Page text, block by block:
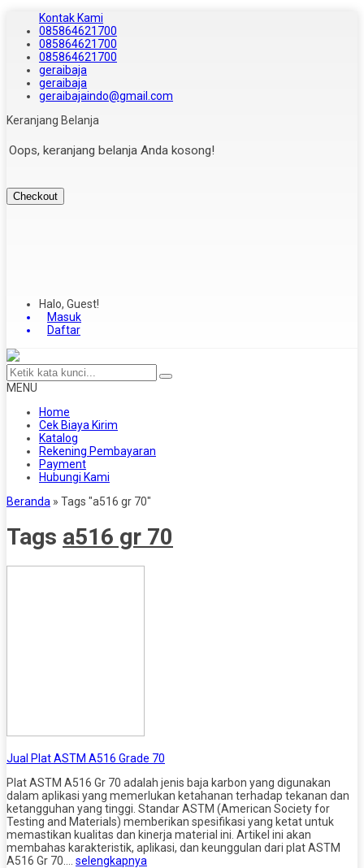
Kontak Kami
085864621700
085864621700
085864621700
geraibaja
geraibaja
geraibajaindo@gmail.com
Keranjang Belanja
Oops, keranjang belanja Anda kosong!
Checkout
Halo, Guest!
Masuk
Daftar
MENU
Home
Cek Biaya Kirim
Katalog
Rekening Pembayaran
Payment
Hubungi Kami
Beranda » Tags "a516 gr 70"
Tags a516 gr 70
Jual Plat ASTM A516 Grade 70
Plat ASTM A516 Gr 70 adalah jenis baja karbon yang digunakan
dalam aplikasi yang memerlukan ketahanan terhadap tekanan dan
ketangguhan yang tinggi. Standar ASTM (American Society for
Testing and Materials) memberikan spesifikasi yang ketat untuk
memastikan kualitas dan kinerja material ini. Artikel ini akan
membahas karakteristik, aplikasi, dan keunggulan dari plat ASTM
A516 Gr 70…. selengkapnya